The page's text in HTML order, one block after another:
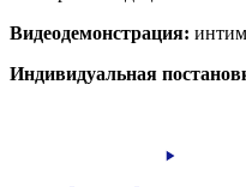
Видеодемонстрация:
Индивидуальная